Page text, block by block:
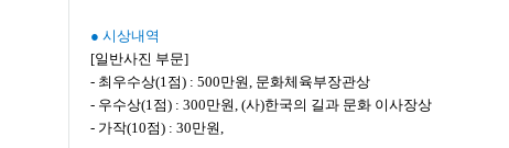
● 시상내역
[일반사진 부문]
- 최우수상(1점) : 500만원, 문화체육부장관상
- 우수상(1점) : 300만원, (사)한국의 길과 문화 이사장상
- 가작(10점) : 30만원,